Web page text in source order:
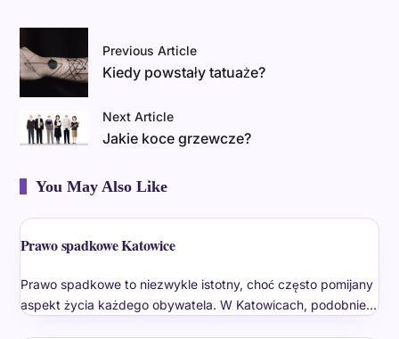
Previous Article
Kiedy powstały tatuaże?
Next Article
Jakie koce grzewcze?
You May Also Like
Prawo spadkowe Katowice
Prawo spadkowe to niezwykle istotny, choć często pomijany
aspekt życia każdego obywatela. W Katowicach, podobnie…